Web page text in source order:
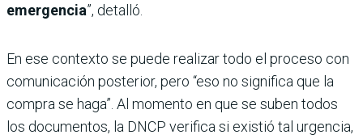
emergencia”, detalló.
En ese contexto se puede realizar todo el proceso con
comunicación posterior, pero “eso no significa que la
compra se haga”. Al momento en que se suben todos
los documentos, la DNCP verifica si existió tal urgencia,